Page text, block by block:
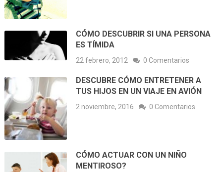
CÓMO DESCUBRIR SI UNA PERSONA
ES TÍMIDA
22 febrero, 2012 0 Comentarios
DESCUBRE CÓMO ENTRETENER A
TUS HIJOS EN UN VIAJE EN AVIÓN
2 noviembre, 2016 0 Comentarios
CÓMO ACTUAR CON UN NIÑO
MENTIROSO?